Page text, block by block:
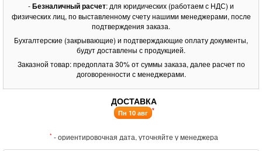
-Безналичный расчет: для юридических (работаем с НДС) и
физических лиц, по выставленному счету нашими менеджерами, после
подтверждения заказа.
Бухгалтерские (закрывающие) и подтверждающие оплату документы,
будут доставлены с продукцией.
Заказной товар: предоплата 30% от суммы заказа, далее расчет по
договоренности с менеджерами.
ДОСТАВКА
Пн 10 авг *
* - ориентировочная дата, уточняйте у менеджера